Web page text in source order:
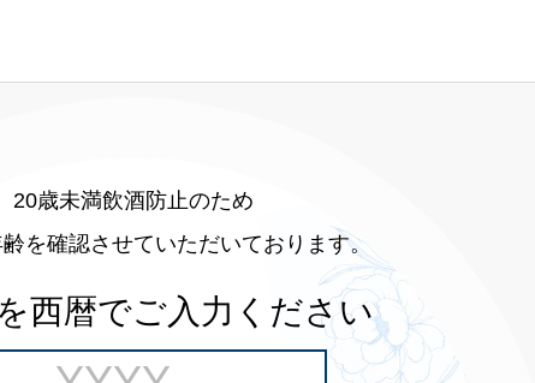
20歳未満飲酒防止のため
を確認させていただいております。
西暦でご入力ください